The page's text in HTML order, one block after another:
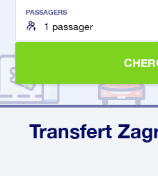
PASSAGERS
Transfert